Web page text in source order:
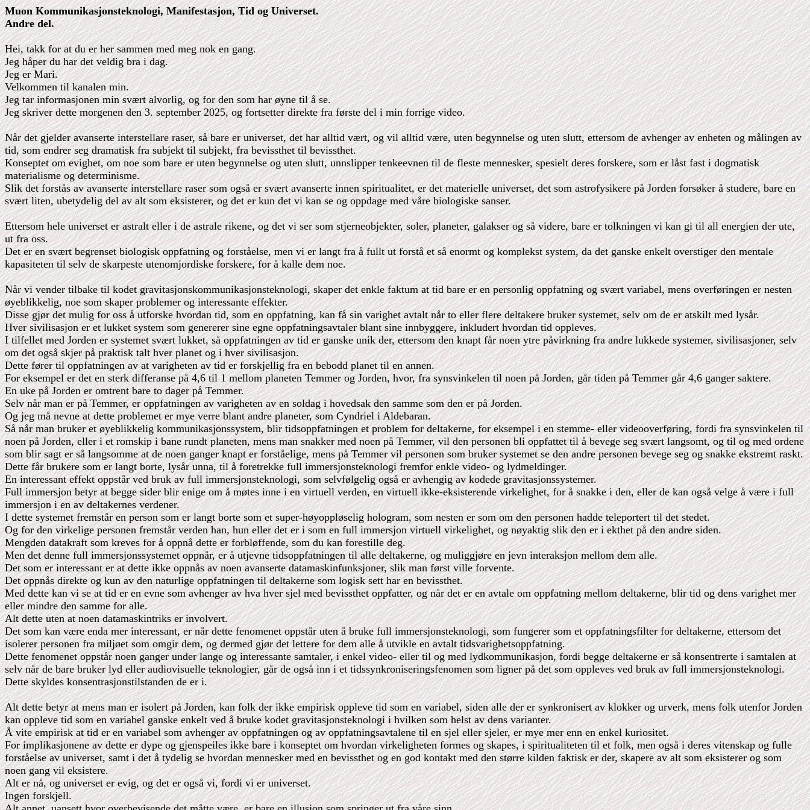
Muon Kommunikasjonsteknologi, Manifestasjon, Tid og Universet.
Andre del.
Hei, takk for at du er her sammen med meg nok en gang.
Jeg håper du har det veldig bra i dag.
Jeg er Mari.
Velkommen til kanalen min.
Jeg tar informasjonen min svært alvorlig, og for den som har øyne til å se.
Jeg skriver dette morgenen den 3. september 2025, og fortsetter direkte fra første del i min forrige video.
Når det gjelder avanserte interstellare raser, så bare er universet, det har alltid vært, og vil alltid være, uten begynnelse og uten slutt, ettersom de avhenger av enheten og målingen av
tid, som endrer seg dramatisk fra subjekt til subjekt, fra bevissthet til bevissthet.
Konseptet om evighet, om noe som bare er uten begynnelse og uten slutt, unnslipper tenkeevnen til de fleste mennesker, spesielt deres forskere, som er låst fast i dogmatisk
materialisme og determinisme.
Slik det forstås av avanserte interstellare raser som også er svært avanserte innen spiritualitet, er det materielle universet, det som astrofysikere på Jorden forsøker å studere, bare en
svært liten, ubetydelig del av alt som eksisterer, og det er kun det vi kan se og oppdage med våre biologiske sanser.
Ettersom hele universet er astralt eller i de astrale rikene, og det vi ser som stjerneobjekter, soler, planeter, galakser og så videre, bare er tolkningen vi kan gi til all energien der ute,
ut fra oss.
Det er en svært begrenset biologisk oppfatning og forståelse, men vi er langt fra å fullt ut forstå et så enormt og komplekst system, da det ganske enkelt overstiger den mentale
kapasiteten til selv de skarpeste utenomjordiske forskere, for å kalle dem noe.
Når vi vender tilbake til kodet gravitasjonskommunikasjonsteknologi, skaper det enkle faktum at tid bare er en personlig oppfatning og svært variabel, mens overføringen er nesten
øyeblikkelig, noe som skaper problemer og interessante effekter.
Disse gjør det mulig for oss å utforske hvordan tid, som en oppfatning, kan få sin varighet avtalt når to eller flere deltakere bruker systemet, selv om de er atskilt med lysår.
Hver sivilisasjon er et lukket system som genererer sine egne oppfatningsavtaler blant sine innbyggere, inkludert hvordan tid oppleves.
I tilfellet med Jorden er systemet svært lukket, så oppfatningen av tid er ganske unik der, ettersom den knapt får noen ytre påvirkning fra andre lukkede systemer, sivilisasjoner, selv
om det også skjer på praktisk talt hver planet og i hver sivilisasjon.
Dette fører til oppfatningen av at varigheten av tid er forskjellig fra en bebodd planet til en annen.
For eksempel er det en sterk differanse på 4,6 til 1 mellom planeten Temmer og Jorden, hvor, fra synsvinkelen til noen på Jorden, går tiden på Temmer går 4,6 ganger saktere.
En uke på Jorden er omtrent bare to dager på Temmer.
Selv når man er på Temmer, er oppfatningen av varigheten av en soldag i hovedsak den samme som den er på Jorden.
Og jeg må nevne at dette problemet er mye verre blant andre planeter, som Cyndriel i Aldebaran.
Så når man bruker et øyeblikkelig kommunikasjonssystem, blir tidsoppfatningen et problem for deltakerne, for eksempel i en stemme- eller videooverføring, fordi fra synsvinkelen til
noen på Jorden, eller i et romskip i bane rundt planeten, mens man snakker med noen på Temmer, vil den personen bli oppfattet til å bevege seg svært langsomt, og til og med ordene
som blir sagt er så langsomme at de noen ganger knapt er forståelige, mens på Temmer vil personen som bruker systemet se den andre personen bevege seg og snakke ekstremt raskt.
Dette får brukere som er langt borte, lysår unna, til å foretrekke full immersjonsteknologi fremfor enkle video- og lydmeldinger.
En interessant effekt oppstår ved bruk av full immersjonsteknologi, som selvfølgelig også er avhengig av kodede gravitasjonssystemer.
Full immersjon betyr at begge sider blir enige om å møtes inne i en virtuell verden, en virtuell ikke-eksisterende virkelighet, for å snakke i den, eller de kan også velge å være i full
immersjon i en av deltakernes verdener.
I dette systemet fremstår en person som er langt borte som et super-høyoppløselig hologram, som nesten er som om den personen hadde teleportert til det stedet.
Og for den virkelige personen fremstår verden han, hun eller det er i som en full immersjon virtuell virkelighet, og nøyaktig slik den er i ekthet på den andre siden.
Mengden datakraft som kreves for å oppnå dette er forbløffende, som du kan forestille deg.
Men det denne full immersjonssystemet oppnår, er å utjevne tidsoppfatningen til alle deltakerne, og muliggjøre en jevn interaksjon mellom dem alle.
Det som er interessant er at dette ikke oppnås av noen avanserte datamaskinfunksjoner, slik man først ville forvente.
Det oppnås direkte og kun av den naturlige oppfatningen til deltakerne som logisk sett har en bevissthet.
Med dette kan vi se at tid er en evne som avhenger av hva hver sjel med bevissthet oppfatter, og når det er en avtale om oppfatning mellom deltakerne, blir tid og dens varighet mer
eller mindre den samme for alle.
Alt dette uten at noen datamaskintriks er involvert.
Det som kan være enda mer interessant, er når dette fenomenet oppstår uten å bruke full immersjonsteknologi, som fungerer som et oppfatningsfilter for deltakerne, ettersom det
isolerer personen fra miljøet som omgir dem, og dermed gjør det lettere for dem alle å utvikle en avtalt tidsvarighetsoppfatning.
Dette fenomenet oppstår noen ganger under lange og interessante samtaler, i enkel video- eller til og med lydkommunikasjon, fordi begge deltakerne er så konsentrerte i samtalen at
selv når de bare bruker lyd eller audiovisuelle teknologier, går de også inn i et tidssynkroniseringsfenomen som ligner på det som oppleves ved bruk av full immersjonsteknologi.
Dette skyldes konsentrasjonstilstanden de er i.
Alt dette betyr at mens man er isolert på Jorden, kan folk der ikke empirisk oppleve tid som en variabel, siden alle der er synkronisert av klokker og urverk, mens folk utenfor Jorden
kan oppleve tid som en variabel ganske enkelt ved å bruke kodet gravitasjonsteknologi i hvilken som helst av dens varianter.
Å vite empirisk at tid er en variabel som avhenger av oppfatningen og av oppfatningsavtalene til en sjel eller sjeler, er mye mer enn en enkel kuriositet.
For implikasjonene av dette er dype og gjenspeiles ikke bare i konseptet om hvordan virkeligheten formes og skapes, i spiritualiteten til et folk, men også i deres vitenskap og fulle
forståelse av universet, samt i det å tydelig se hvordan mennesker med en bevissthet og en god kontakt med den større kilden faktisk er der, skapere av alt som eksisterer og som
noen gang vil eksistere.
Alt er nå, og universet er evig, og det er også vi, fordi vi er universet.
Ingen forskjell.